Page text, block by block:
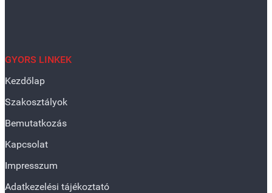
GYORS LINKEK
Kezdőlap
Szakosztályok
Bemutatkozás
Kapcsolat
Impresszum
Adatkezelési tájékoztató